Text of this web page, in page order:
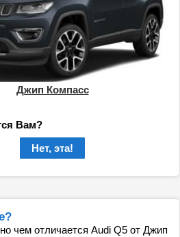
Джип Компасс
Вам?
Нет, эта!
чем отличается Audi Q5 от Джип